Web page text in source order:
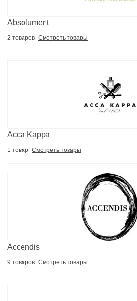
Absolument
2 товаров Смотреть товары
Acca Kappa
1 товар Смотреть товары
Accendis
9 товаров Смотреть товары